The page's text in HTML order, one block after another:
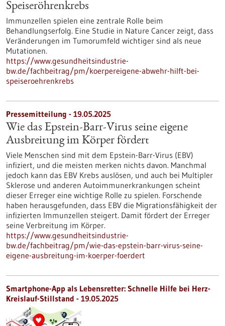
Speiseröhrenkrebs
Immunzellen spielen eine zentrale Rolle beim
Behandlungserfolg. Eine Studie in Nature Cancer zeigt, dass
Veränderungen im Tumorumfeld wichtiger sind als neue
Mutationen.
https://www.gesundheitsindustrie-
bw.de/fachbeitrag/pm/koerpereigene-abwehr-hilft-bei-
speiseroehrenkrebs
Pressemitteilung - 19.05.2025
Wie das Epstein-Barr-Virus seine eigene
Ausbreitung im Körper fördert
Viele Menschen sind mit dem Epstein-Barr-Virus (EBV)
infiziert, und die meisten merken nichts davon. Manchmal
jedoch kann das EBV Krebs auslösen, und auch bei Multipler
Sklerose und anderen Autoimmunerkrankungen scheint
dieser Erreger eine wichtige Rolle zu spielen. Forschende
haben herausgefunden, dass EBV die Migrationsfähigkeit der
infizierten Immunzellen steigert. Damit fördert der Erreger
seine Verbreitung im Körper.
https://www.gesundheitsindustrie-
bw.de/fachbeitrag/pm/wie-das-epstein-barr-virus-seine-
eigene-ausbreitung-im-koerper-foerdert
Smartphone-App als Lebensretter: Schnelle Hilfe bei Herz-
Kreislauf-Stillstand - 19.05.2025